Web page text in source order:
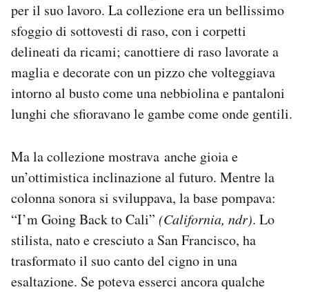
per il suo lavoro. La collezione era un bellissimo
sfoggio di sottovesti di raso, con i corpetti
delineati da ricami; canottiere di raso lavorate a
maglia e decorate con un pizzo che volteggiava
intorno al busto come una nebbiolina e pantaloni
lunghi che sfioravano le gambe come onde gentili.
Ma la collezione mostrava anche gioia e
un’ottimistica inclinazione al futuro. Mentre la
colonna sonora si sviluppava, la base pompava:
“I’m Going Back to Cali” (California, ndr). Lo
stilista, nato e cresciuto a San Francisco, ha
trasformato il suo canto del cigno in una
esaltazione. Se poteva esserci ancora qualche